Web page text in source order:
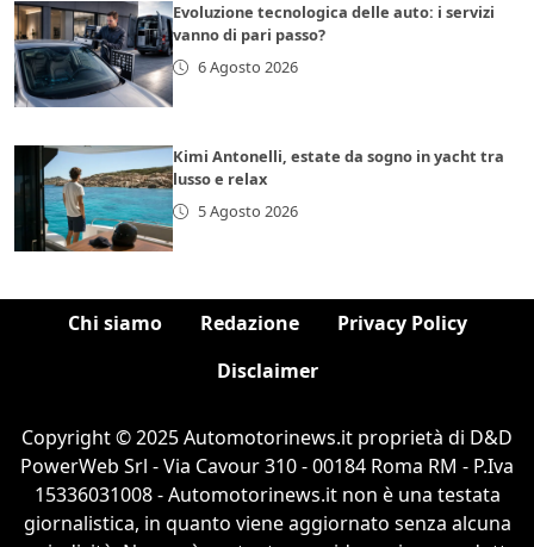
Evoluzione tecnologica delle auto: i servizi
vanno di pari passo?
6 Agosto 2026
Kimi Antonelli, estate da sogno in yacht tra
lusso e relax
5 Agosto 2026
Chi siamo Redazione
Privacy Policy
Disclaimer
Copyright © 2025 Automotorinews.it proprietà di D&D
PowerWeb Srl - Via Cavour 310 - 00184 Roma RM - P.Iva
15336031008 - Automotorinews.it non è una testata
giornalistica, in quanto viene aggiornato senza alcuna